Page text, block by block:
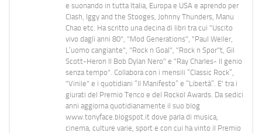
e suonando in tutta Italia, Europa e USA e aprendo per
Clash, Iggy and the Stooges, Johnny Thunders, Manu
Chao etc. Ha scritto una decina di libri tra cui "Uscito
vivo dagli anni 80", "Mod Generations", "Paul Weller,
L’uomo cangiante", "Rock n Goal", "Rock n Spor"t, Gil
Scott-Heron Il Bob Dylan Nero" e "Ray Charles- Il genio
senza tempo". Collabora con i mensili “Classic Rock”,
"Vinile" e i quotidiani “Il Manifesto” e “Libertà”. E' tra i
giurati del Premio Tenco e del Rockol Awards. Da sedici
anni aggiorna quotidianamente il suo blog
www.tonyface.blogspot.it dove parla di musica,
cinema, culture varie, sport e con cui ha vinto il Premio